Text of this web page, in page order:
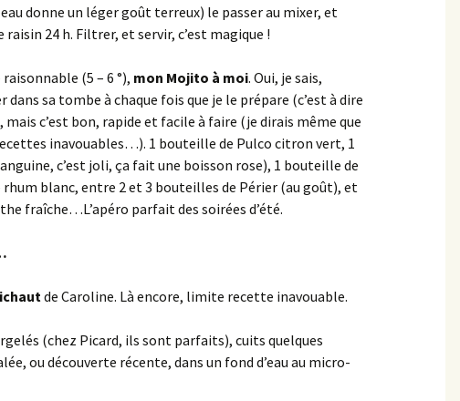
donne un léger goût terreux) le passer au mixer, et
raisin 24 h. Filtrer, et servir, c’est magique !
(5 – 6 °), mon Mojito à moi. Oui, je sais,
sa tombe à chaque fois que je le prépare (c’est à dire
mais c’est bon, rapide et facile à faire (je dirais même que
inavouables…). 1 bouteille de Pulco citron vert, 1
c’est joli, ça fait une boisson rose), 1 bouteille de
rhum blanc, entre 2 et 3 bouteilles de Périer (au goût), et
fraîche…L’apéro parfait des soirées d’été.
de Caroline. Là encore, limite recette inavouable.
(chez Picard, ils sont parfaits), cuits quelques
ou découverte récente, dans un fond d’eau au micro-